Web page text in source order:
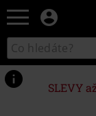
Katalog
vyhledávání
SLEVY